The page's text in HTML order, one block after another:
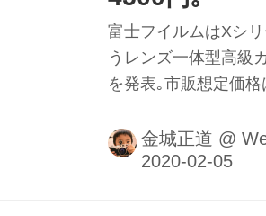
富士フイルムはXシ
うレンズ一体型高級
を発表｡市販想定価
ンで開催される富士
トで､「X-T4」とい
金城正道 @